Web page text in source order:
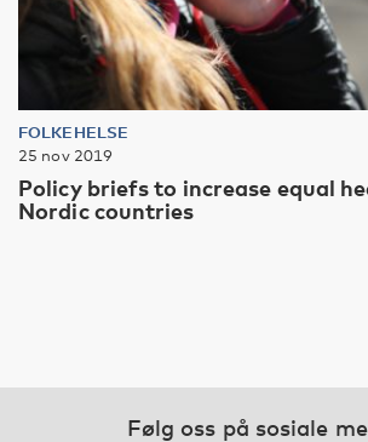
FOLKEHELSE
25 nov 2019
Policy briefs to increase equal
Nordic countries
Følg oss på sosiale